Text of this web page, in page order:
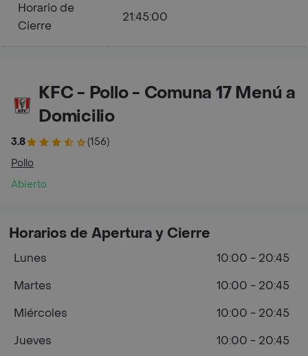
Horario de
Cierre
21:45:00
KFC - Pollo - Comuna 17 Menú a
Domicilio
3.8
(156)
Pollo
Abierto
Horarios de Apertura y Cierre
Lunes
10:00 - 20:45
Martes
10:00 - 20:45
Miércoles
10:00 - 20:45
Jueves
10:00 - 20:45